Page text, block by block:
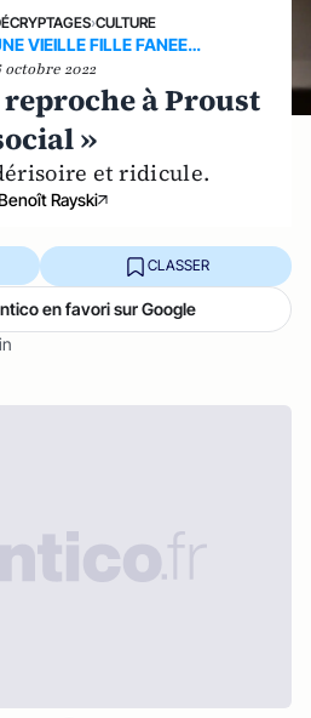
›CULTURE
VIEILLE FILLE FANEE…
octobre 2022
à Proust
»
et ridicule.
Rayski
CLASSER
en favori sur Google